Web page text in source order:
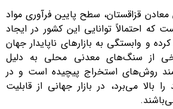
قزاقستان، سطح پایین فرآوری مواد
که احتمالاً توانایی این کشور در ایجاد
و وابستگی به بازارهای ناپایدار جهان
از سنگ‌های معدنی محلی به دلیل
روش‌های استخراج پیچیده است و در
بالا می‌برد، در بازار جهانی از قابلیت